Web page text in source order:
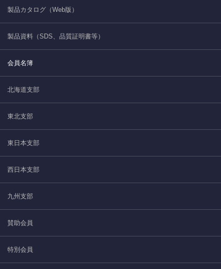
製品カタログ（Web版）
製品資料（SDS、品質証明書等）
会員名簿
北海道支部
東北支部
東日本支部
西日本支部
九州支部
賛助会員
特別会員